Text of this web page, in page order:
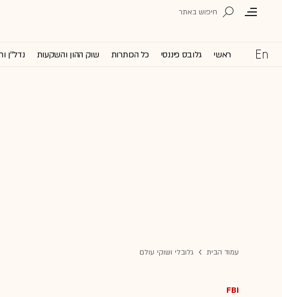
ראשי גלובס פיננסי כל הכותרות שוק ההון והשקעות נדל''ן
עמוד הבית גלובלי ושוקי עולם
FBI